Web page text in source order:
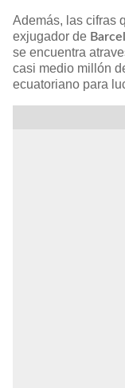
Además, las cifras
exjugador de
se encuentra
casi medio millón
ecuatoriano para